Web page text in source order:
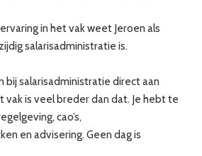
in het vak weet Jeroen als
salarisadministratie is.
bij salarisadministratie direct aan
vak is veel breder dan dat. Je hebt te
cao’s,
en advisering. Geen dag is